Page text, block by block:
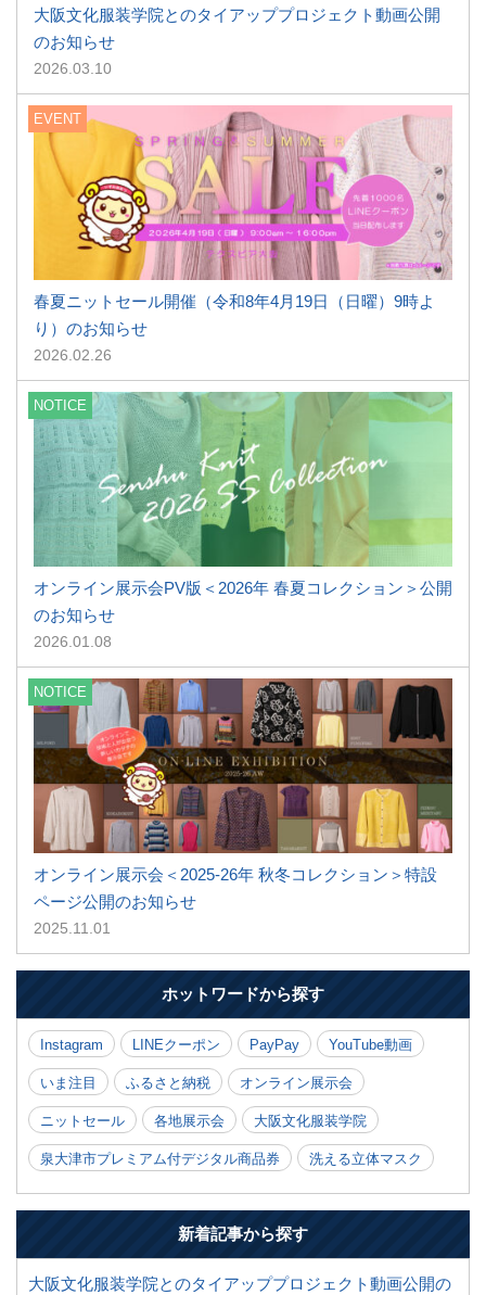
大阪文化服装学院とのタイアッププロジェクト動画公開
のお知らせ
2026.03.10
EVENT
春夏ニットセール開催（令和8年4月19日（日曜）9時よ
り）のお知らせ
2026.02.26
NOTICE
オンライン展示会PV版＜2026年 春夏コレクション＞公開
のお知らせ
2026.01.08
NOTICE
オンライン展示会＜2025-26年 秋冬コレクション＞特設
ページ公開のお知らせ
2025.11.01
ホットワードから探す
Instagram LINEクーポン PayPay YouTube動画
いま注目 ふるさと納税 オンライン展示会
ニットセール 各地展示会 大阪文化服装学院
泉大津市プレミアム付デジタル商品券 洗える立体マスク
新着記事から探す
大阪文化服装学院とのタイアッププロジェクト動画公開の